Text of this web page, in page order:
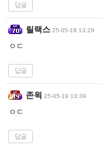
답글
릴랙스 25-05-19 13:29
ㅇㄷ
답글
존윅 25-05-19 13:39
ㅇㄷ
답글